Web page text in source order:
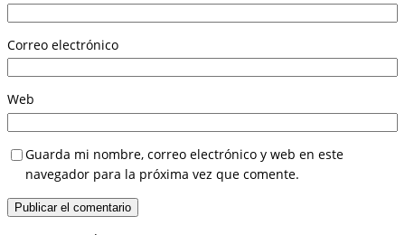
Correo electrónico
Web
Guarda mi nombre, correo electrónico y web en este
navegador para la próxima vez que comente.